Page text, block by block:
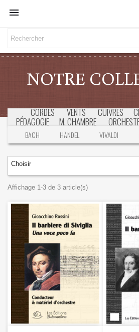

NOTRE
CORDES VENTS CUIVRES
PÉDAGOGIE M. CHAMBRE
SÉLECTION CONCOURS &
BACH HÄNDEL VIVALDI
Choisir
Affichage 1-3 de 3 article(s)